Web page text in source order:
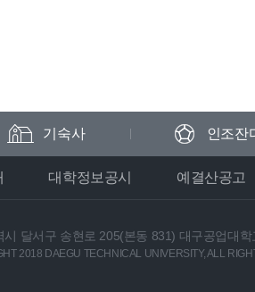
기숙사 인조잔
대학정보공시 예결산공고
시 달서구 송현로 205(본동 831) 대구공업대
2018 DAEGU TECHNICAL UNIVERSITY, ALL